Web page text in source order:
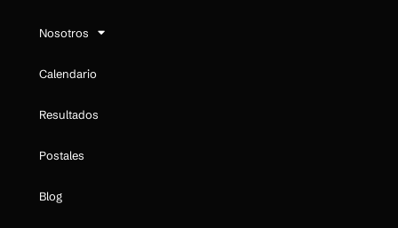
Nosotros
Calendario
Resultados
Postales
Blog